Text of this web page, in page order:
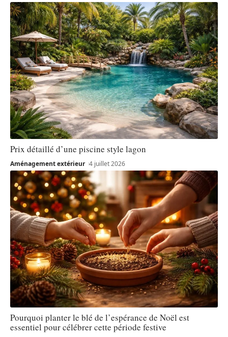
Prix détaillé d’une piscine style lagon
Aménagement extérieur 4 juillet 2026
Pourquoi planter le blé de l’espérance de Noël est
essentiel pour célébrer cette période festive